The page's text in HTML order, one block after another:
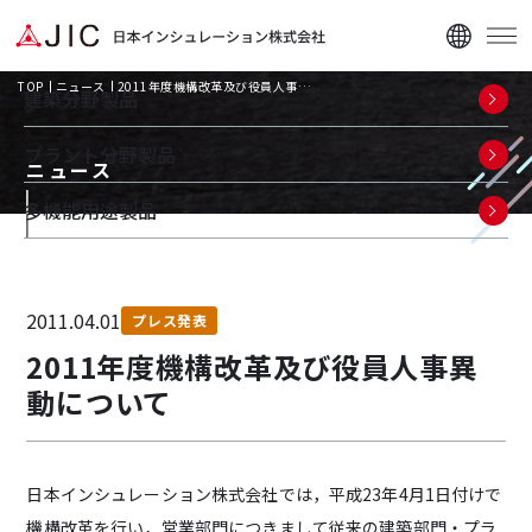
建築分野製品
プラント分野製品
多機能用途製品
ニュース
資料ダウンロード
TOP ニュース 2011年度機構改革及び役員人事…
ニュース
2011.04.01 プレス発表
2011年度機構改革及び役員人事異
動について
日本インシュレーション株式会社では，平成23年4月1日付けで
機構改革を行い，営業部門につきまして従来の建築部門・プラ